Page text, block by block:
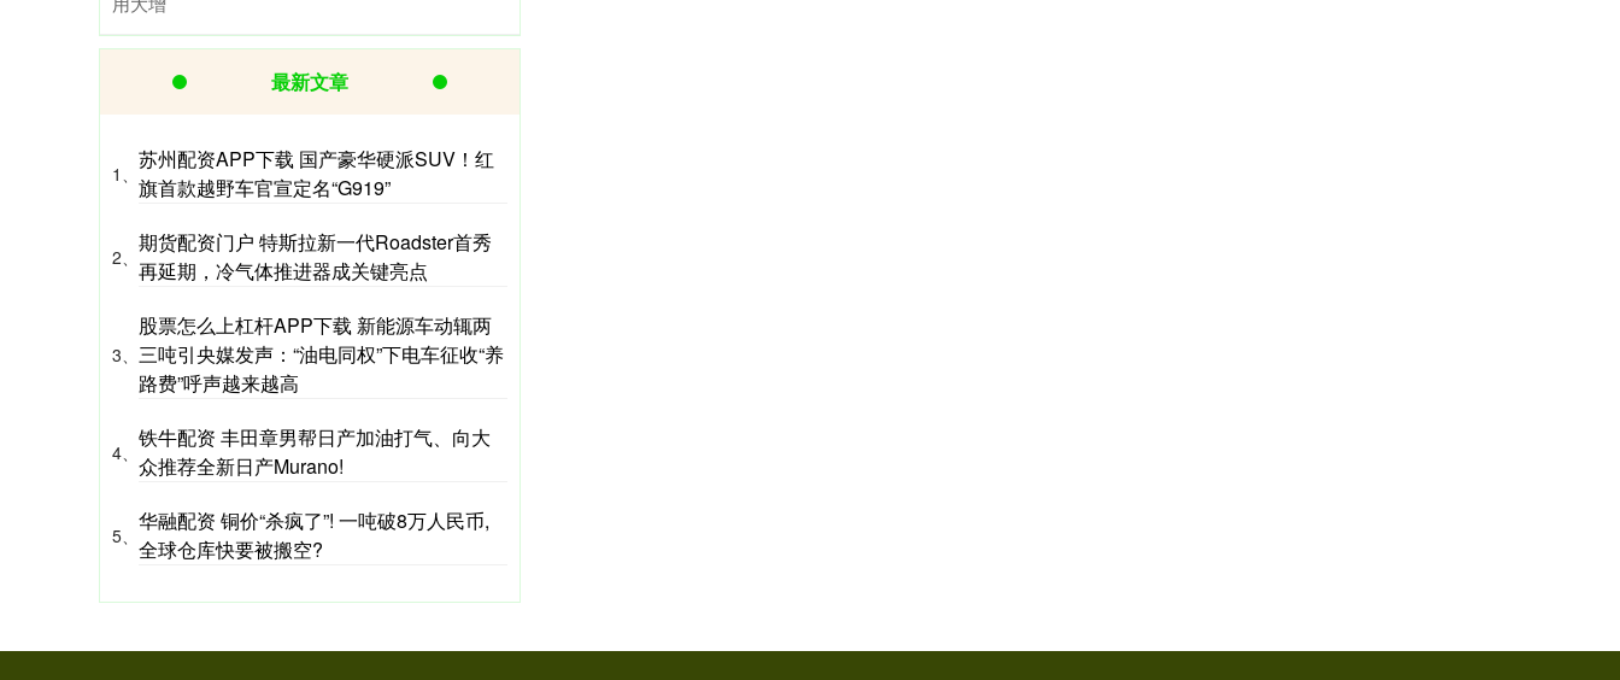
最新文章
1、
苏州配资APP下载 国产豪华硬派SUV！红
旗首款越野车官宣定名“G919”
2、
期货配资门户 特斯拉新一代Roadster首秀
再延期，冷气体推进器成关键亮点
3、
股票怎么上杠杆APP下载 新能源车动辄两
三吨引央媒发声：“油电同权”下电车征收“养
路费”呼声越来越高
4、
铁牛配资 丰田章男帮日产加油打气、向大
众推荐全新日产Murano!
5、
华融配资 铜价“杀疯了”! 一吨破8万人民币,
全球仓库快要被搬空?